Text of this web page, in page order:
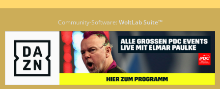
Community-Software: WoltLab Suite™